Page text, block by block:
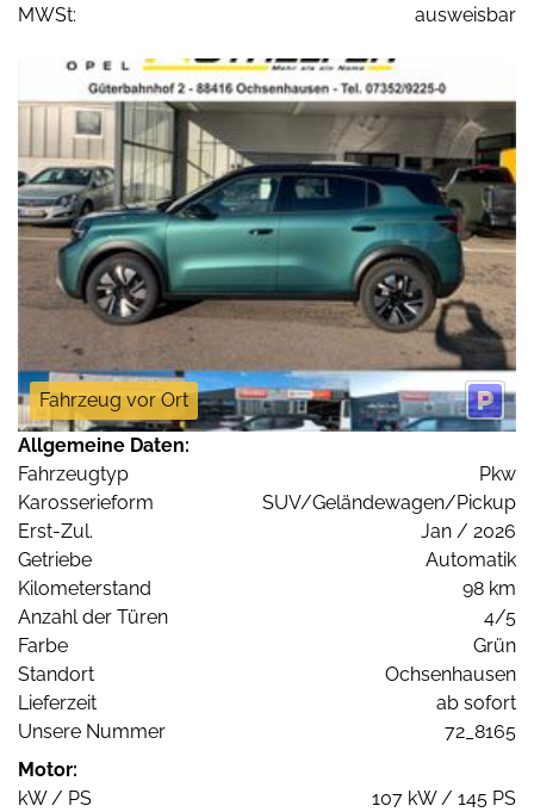
MWSt:
ausweisbar
Fahrzeug vor Ort
Allgemeine Daten:
Fahrzeugtyp
Pkw
Karosserieform
SUV/Geländewagen/Pickup
Erst-Zul.
Jan / 2026
Getriebe
Automatik
Kilometerstand
98 km
Anzahl der Türen
4/5
Farbe
Grün
Standort
Ochsenhausen
Lieferzeit
ab sofort
Unsere Nummer
72_8165
Motor:
kW / PS
107 kW / 145 PS